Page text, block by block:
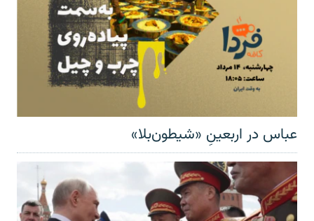
عباس در اربعینِ «شیطون‌بلا»